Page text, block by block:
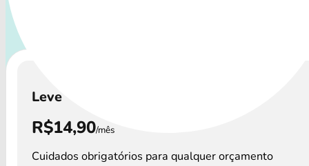
Leve
R$14,90/mês
Cuidados obrigatórios para qualquer orçamento